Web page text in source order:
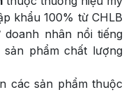
khẩu 100% từ CHLB
nhân nổi tiếng
phẩm chất lượng
các sản phẩm thuộc